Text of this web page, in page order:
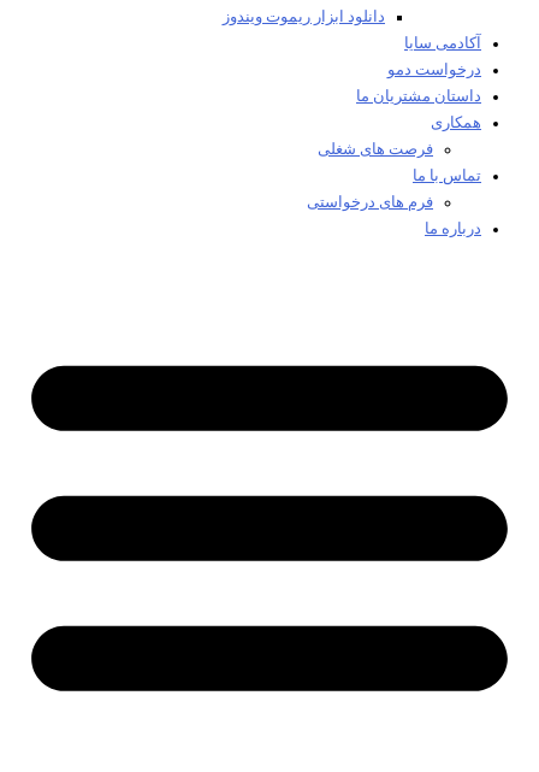
دانلود ابزار ریموت ویندوز
آکادمی سایا
درخواست دمو
داستان مشتریان ما
همکاری
فرصت های شغلی
تماس با ما
فرم های درخواستی
درباره ما